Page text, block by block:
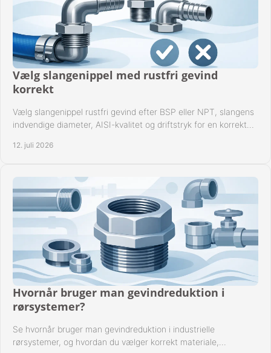
Vælg slangenippel med rustfri gevind
korrekt
Vælg slangenippel rustfri gevind efter BSP eller NPT, slangens
indvendige diameter, AISI-kvalitet og driftstryk for en korrekt
12. juli 2026
Hvornår bruger man gevindreduktion i
rørsystemer?
Se hvornår bruger man gevindreduktion i industrielle
rørsystemer, og hvordan du vælger korrekt materiale,